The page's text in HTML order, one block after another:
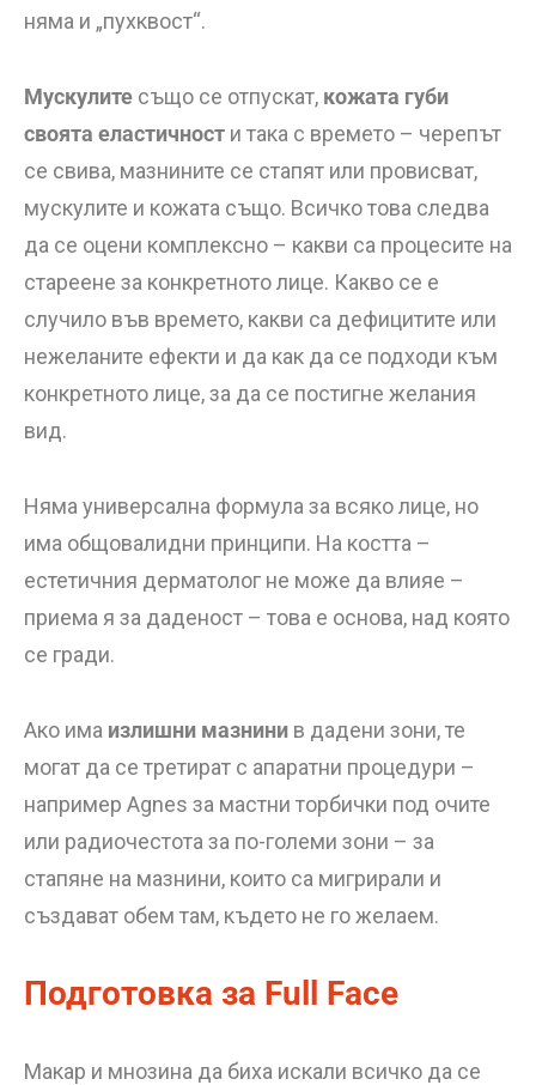
няма и „пухквост“.
Мускулите също се отпускат, кожата губи
своята еластичност и така с времето – черепът
се свива, мазнините се стапят или провисват,
мускулите и кожата също. Всичко това следва
да се оцени комплексно – какви са процесите на
стареене за конкретното лице. Какво се е
случило във времето, какви са дефицитите или
нежеланите ефекти и да как да се подходи към
конкретното лице, за да се постигне желания
вид.
Няма универсална формула за всяко лице, но
има общовалидни принципи. На костта –
естетичния дерматолог не може да влияе –
приема я за даденост – това е основа, над която
се гради.
Ако има излишни мазнини в дадени зони, те
могат да се третират с апаратни процедури –
например Agnes за мастни торбички под очите
или радиочестота за по-големи зони – за
стапяне на мазнини, които са мигрирали и
създават обем там, където не го желаем.
Подготовка за Full Face
Макар и мнозина да биха искали всичко да се